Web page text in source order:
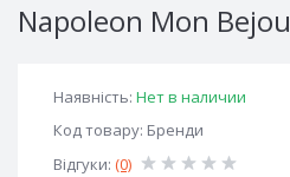
Napoleon Mon Bejou
Наявність: Нет в наличии
Код товару: Бренди
Відгуки: (0)